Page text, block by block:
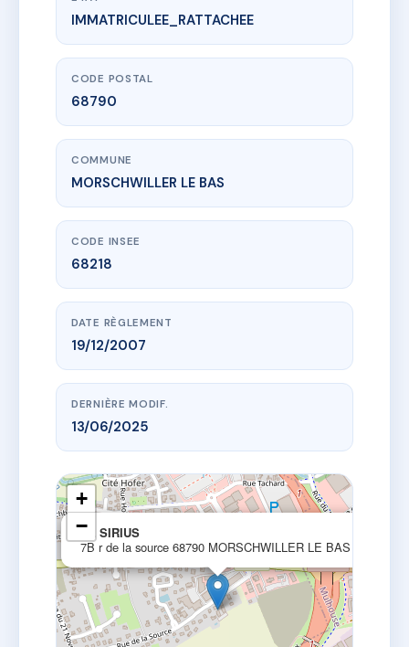
www.vme.plus/AC6842413
LE SIRIUS
7B r de la source68790 MORSCHWILLER LE BAS
IMMATRICULEE_RATTACHEE
CODE POSTAL
68790
COMMUNE
MORSCHWILLER LE BAS
CODE INSEE
68218
DATE RÈGLEMENT
19/12/2007
DERNIÈRE MODIF.
13/06/2025
LE SIRIUS
7B r de la source 68790 MORSCHWILLER LE BAS
+
−